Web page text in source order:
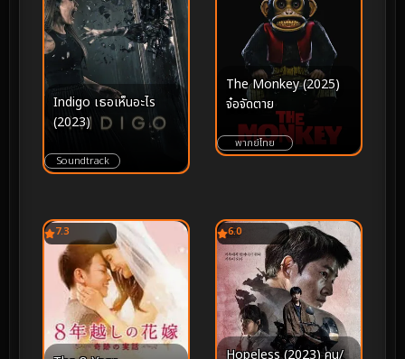
Indigo เธอเห็นอะไร
(2023)
Soundtrack
The Monkey (2025)
จ๋อจัดตาย
พากย์ไทย
7.3 6.0
Hopeless (2023) คน/